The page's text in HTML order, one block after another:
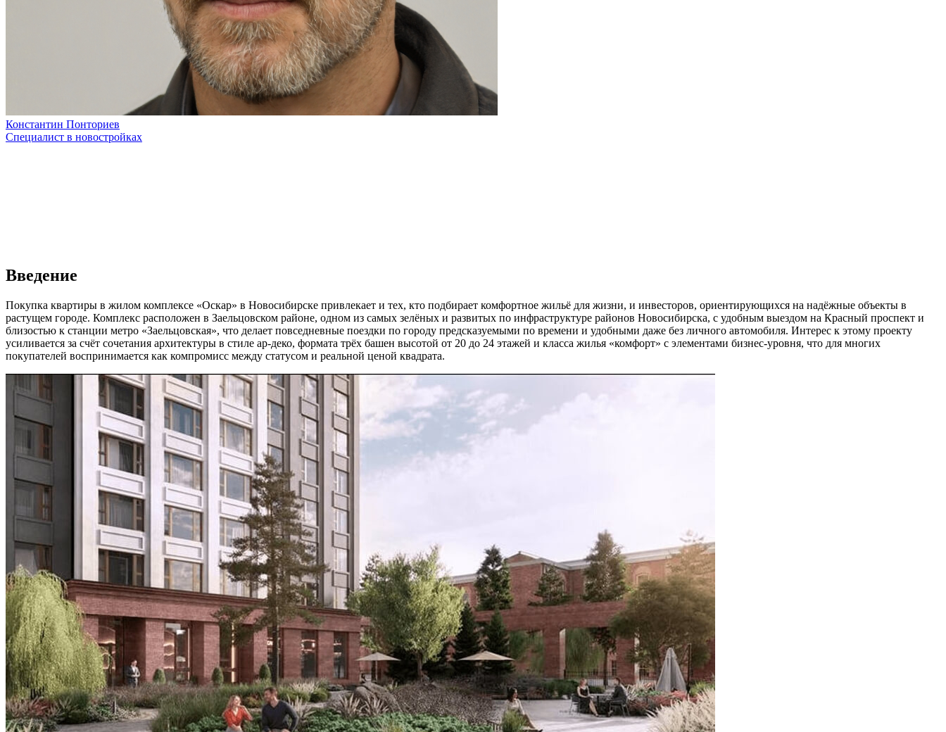
Константин Понториев
Специалист в новостройках
Введение
Покупка квартиры в жилом комплексе «Оскар» в Новосибирске привлекает и тех, кто подбирает комфортное жильё для жизни, и инвесторов, ориентирующихся на надёжные объекты в
растущем городе. Комплекс расположен в Заельцовском районе, одном из самых зелёных и развитых по инфраструктуре районов Новосибирска, с удобным выездом на Красный проспект и
близостью к станции метро «Заельцовская», что делает повседневные поездки по городу предсказуемыми по времени и удобными даже без личного автомобиля. Интерес к этому проекту
усиливается за счёт сочетания архитектуры в стиле ар-деко, формата трёх башен высотой от 20 до 24 этажей и класса жилья «комфорт» с элементами бизнес-уровня, что для многих
покупателей воспринимается как компромисс между статусом и реальной ценой квадрата.